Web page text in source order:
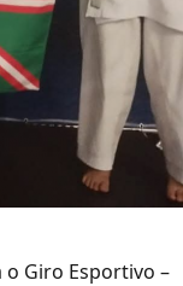
Giro Esportivo –